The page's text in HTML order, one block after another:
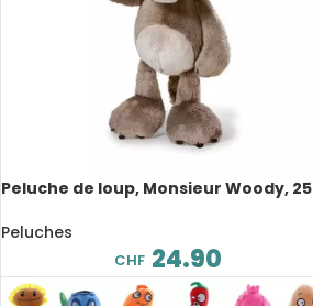
Peluche de loup, Monsieur Woody, 25
Peluches
CHF 24.90